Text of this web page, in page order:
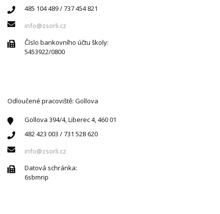
485 104 489 / 737 454 821
info@zsorli.cz
Číslo bankovního účtu školy:
5453922/0800
Odloučené pracoviště: Gollova
Gollova 394/4, Liberec 4, 460 01
482 423 003 / 731 528 620
info@zsorli.cz
Datová schránka:
6sbmrip